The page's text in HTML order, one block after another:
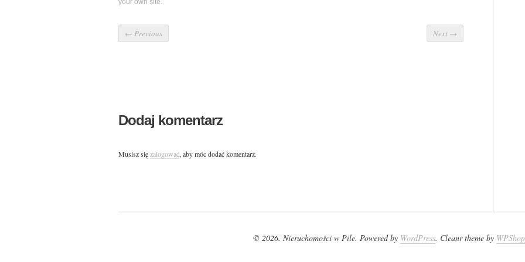
your own site.
← Previous Next →
Dodaj komentarz
Musisz sięzalogować, aby móc dodać komentarz.
© 2026. Nieruchomości w Pile. Powered by WordPress. Cleanr theme by